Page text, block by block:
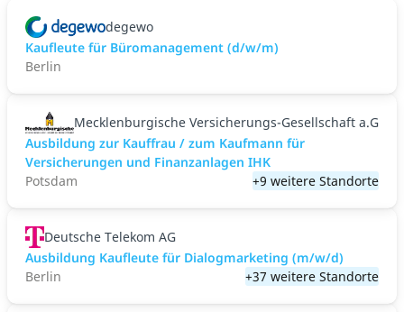
degewo
Kaufleute für Büromanagement (d/w/m)
Berlin
Mecklenburgische Versicherungs-Gesellschaft a.G
Ausbildung zur Kauffrau / zum Kaufmann für
Versicherungen und Finanzanlagen IHK
Potsdam
+9 weitere Standorte
Deutsche Telekom AG
Ausbildung Kaufleute für Dialogmarketing (m/w/d)
Berlin
+37 weitere Standorte